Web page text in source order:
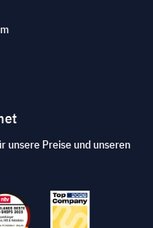
unsere Preise und unseren